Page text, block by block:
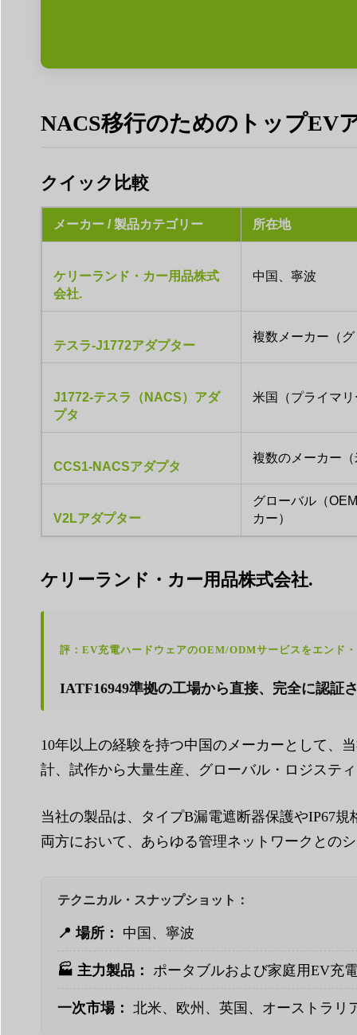
NACS移行のためのトップEV
クイック比較
メーカー / 製品カテゴリー 所在地
ケリーランド・カー用品株式
会社.
中国、寧波
テスラ-J1772アダプター
複数メーカー（
J1772-テスラ（NACS）アダ
プタ
米国（プライマ
CCS1-NACSアダプタ
複数のメーカー
V2Lアダプター
グローバル（
カー）
ケリーランド・カー用品株式会社.
評：EV充電ハードウェアのOEM/ODMサービスをエンド
IATF16949準拠の工場から直接、完全に認証
10年以上の経験を持つ中国のメーカーとして、
計、試作から大量生産、グローバル・ロジステ
当社の製品は、タイプB漏電遮断器保護やIP67
両方において、あらゆる管理ネットワークとの
テクニカル・スナップショット：
📍 場所： 中国、寧波
🏭 主力製品： ポータブルおよび家庭用EV充
一次市場： 北米、欧州、英国、オーストラリ